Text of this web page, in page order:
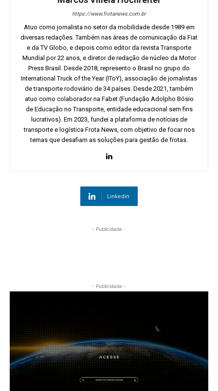
https://www.frotanews.com.br
Atuo como jornalista no setor da mobilidade desde 1989 em
diversas redações. Também nas áreas de comunicação da Fiat
e da TV Globo, e depois como editor da revista Transporte
Mundial por 22 anos, e diretor de redação de núcleo da Motor
Press Brasil. Desde 2018, represento o Brasil no grupo do
International Truck of the Year (IToY), associação de jornalistas
de transporte rodoviário de 34 países. Desde 2021, também
atuo como colaborador na Fabet (Fundação Adolpho Bósio
de Educação no Transporte, entidade educacional sem fins
lucrativos). Em 2023, fundei a plataforma de notícias de
transporte e logística Frota News, com objetivo de focar nos
temas que desafiam as soluções para gestão de frotas.
Linkedin
- Publicidade -
- Publicidade -